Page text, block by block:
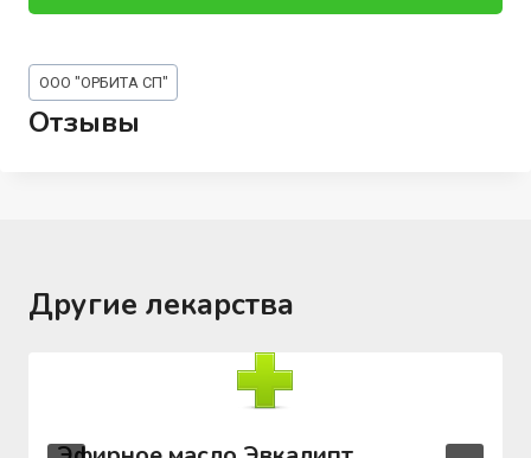
Метки
записи:
ООО "ОРБИТА СП"
Отзывы
Другие лекарства